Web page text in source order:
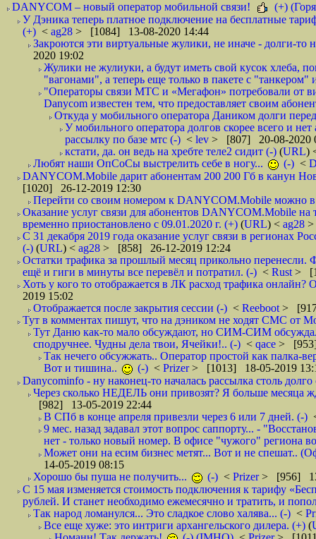
DANYCOM – новый оператор мобильной связи!
(+)
У Дэника теперь платное подключение на бесплатные
(+) < ag28 > [1084] 13-08-2020 14:44
Закроются эти виртуальные жулики, не иначе - долги-то
2020 19:02
Жулики не жулиуки, а будут иметь свой кусок хлеба,
"вагонами", а теперь еще только в пакете с
"Операторы связи МТС и «Мегафон» потребовали от
Danycom известен тем, что предоставляет своим
Откуда у мобильного оператора Даником долги
У мобильного оператора долгов скорее всего и
рассылку по базе мтс (-) < lev > [807] 20-08-2020
кстати, да. он ведь на хребте теле2 сидит (-) (URL)
Любят наши ОпСоСы выстрелить себе в ногу...
(-) <
DANYCOM.Mobile дарит абонентам 200 200 Гб в канун
[1020] 26-12-2019 12:30
Перейти со своим номером к DANYCOM.Mobile можно в
Оказание услуг связи для абонентов DANYCOM.Mobile
временно приостановлено с 09.01.2020 г. (+) (URL) < ag28 >
С 31 декабря 2019 года оказание услуг связи в регионах
(-) (URL) < ag28 > [858] 26-12-2019 12:24
Остатки трафика за прошлый месяц прикольно
ещё и гиги в минуты все перевёл и потратил. (-) < Rust >
Хоть у кого то отображается в ЛК расход трафика
2019 15:02
Отображается после закрытия сессии (-) < Reeboot >
Тут в комментах пишут, что на дэником не ходят СМС от
Тут Даню как-то мало обсуждают, но СИМ-СИМ
сподручнее. Чудны дела твои, Ячейки!.. (-) < qace > [953]
Так нечего обсужжать.. Оператор простой как палка-
Вот и тишина..
(-) < Prizer> [1013] 18-05-2019
Danycominfo - ну наконец-то началась рассылка столь
Через сколько НЕДЕЛЬ они привозят? Я больше месяца
[982] 13-05-2019 22:44
В СПб в конце апреля привезли через 6 или 7 дней. (-)
9 мес. назад задавал этот вопрос саппорту... -
нет - только новый номер. В офисе "чужого" региона
Может они на есим бизнес метят... Вот и не спешат..
14-05-2019 08:15
Хорошо бы пуша не получить...
(-) < Prizer> [956]
С 15 мая изменяется стоимость подключения к тарифу
рублей. И станет необходимо ежемесячно и тратить, и
Так народ ломанулся... Это сладкое слово халява... (-) <
Все еще хуже: это интриги архангельского дилера. (+) (